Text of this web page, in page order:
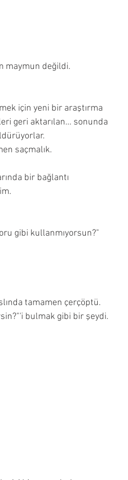
maymun değildi.
için yeni bir araştırma
geri aktarılan... sonunda
saçmalık.
bir bağlantı
gibi kullanmıyorsun?"
tamamen çerçöptü.
bulmak gibi bir şeydi.